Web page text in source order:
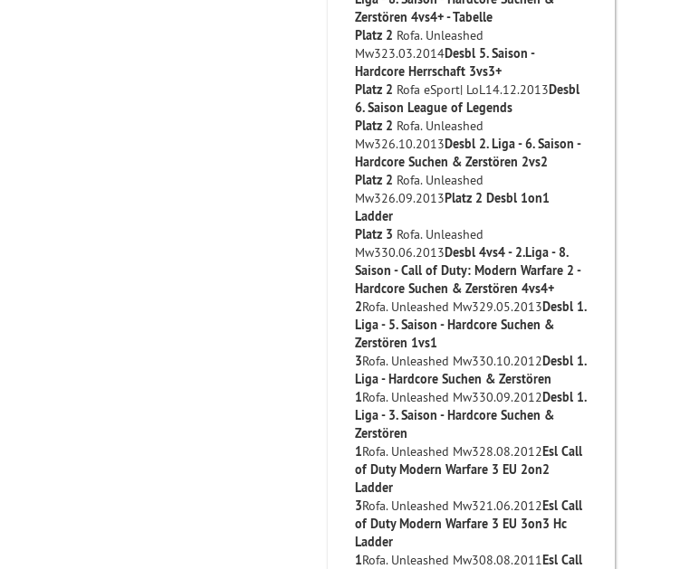
Zerstören 4vs4+ - Tabelle
Platz 2 Rofa. Unleashed
Mw323.03.2014Desbl 5. Saison -
Hardcore Herrschaft 3vs3+
Platz 2 Rofa eSport| LoL14.12.2013Desbl
6. Saison League of Legends
Platz 2 Rofa. Unleashed
Mw326.10.2013Desbl 2. Liga - 6. Saison -
Hardcore Suchen & Zerstören 2vs2
Platz 2 Rofa. Unleashed
Mw326.09.2013Platz 2 Desbl 1on1
Ladder
Platz 3 Rofa. Unleashed
Mw330.06.2013Desbl 4vs4 - 2.Liga - 8.
Saison - Call of Duty: Modern Warfare 2 -
Hardcore Suchen & Zerstören 4vs4+
2Rofa. Unleashed Mw329.05.2013Desbl 1.
Liga - 5. Saison - Hardcore Suchen &
Zerstören 1vs1
3Rofa. Unleashed Mw330.10.2012Desbl 1.
Liga - Hardcore Suchen & Zerstören
1Rofa. Unleashed Mw330.09.2012Desbl 1.
Liga - 3. Saison - Hardcore Suchen &
Zerstören
1Rofa. Unleashed Mw328.08.2012Esl Call
of Duty Modern Warfare 3 EU 2on2
Ladder
3Rofa. Unleashed Mw321.06.2012Esl Call
of Duty Modern Warfare 3 EU 3on3 Hc
Ladder
1Rofa. Unleashed Mw308.08.2011Esl Call